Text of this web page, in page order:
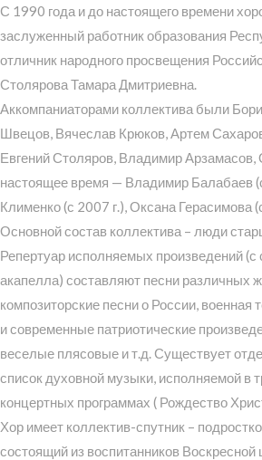
С 1990 года и до настоящего времени
заслуженный работник образования
отличник народного просвещения
Столярова Тамара Дмитриевна.
Аккомпаниаторами коллектива были
Швецов, Вячеслав Крюков, Артем
Евгений Столяров, Владимир Арзамасов,
настоящее время — Владимир Балабаев
Клименко (с 2007 г.), Оксана Герасимова
Основной состав коллектива – люди
Репертуар исполняемых произведений
акапелла) составляют песни различных
композиторские песни о России,
и современные патриотические
веселые плясовые и т.д. Существует
список духовной музыки, исполняемой в
концертных программах ( Рождество
Хор имеет коллектив-спутник –
состоящий из воспитанников